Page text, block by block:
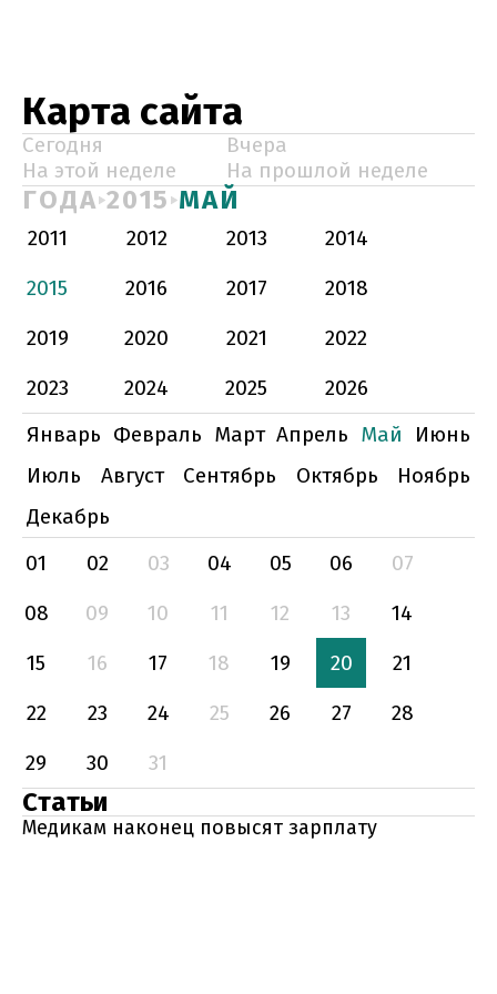
Карта сайта
Сегодня
Вчера
На этой неделе
На прошлой неделе
ГОДА 2015 МАЙ
2011 2012 2013
2014
2015
2016 2017
2018
2019
2020 2021
2022
2023
2024 2025
2026
Январь Февраль Март Апрель Май
Июнь
Июль
Август Сентябрь Октябрь
Ноябрь
Декабрь
01
02 03 04 05 06
07
08
09 10 11 12 13
14
15
16 17 18 19 20
21
22
23 24 25 26 27
28
29
30 31
Статьи
Медикам наконец повысят зарплату